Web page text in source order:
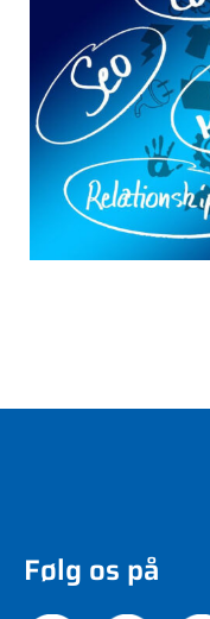
Følg os på